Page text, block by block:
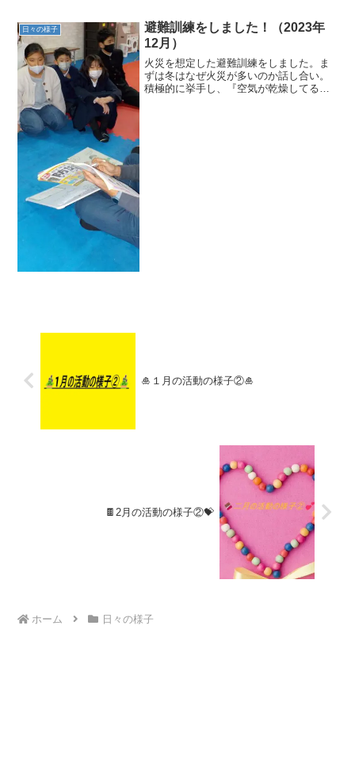
ゴキブリ、何が入っているかドキド
キ・・・💕「え？これ何？」と...
日々の様子
避難訓練をしました！（2023年
12月）
火災を想定した避難訓練をしました。ま
ずは冬はなぜ火災が多いのか話し合い。
積極的に挙手し、『空気が乾燥してるか
🎍１月の活動の様子②🎍
🍫2月の活動の様子②💝
ホーム 日々の様子